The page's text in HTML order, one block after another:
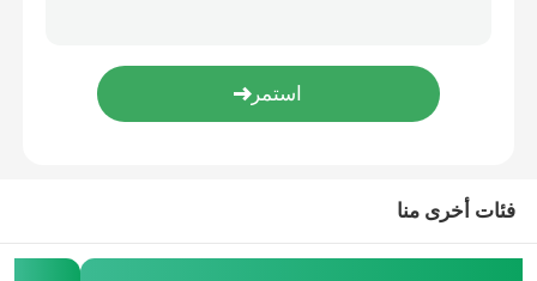
آلة الأوزون المحمولة
مقاوم عالي الجهد
فئات أخرى منا